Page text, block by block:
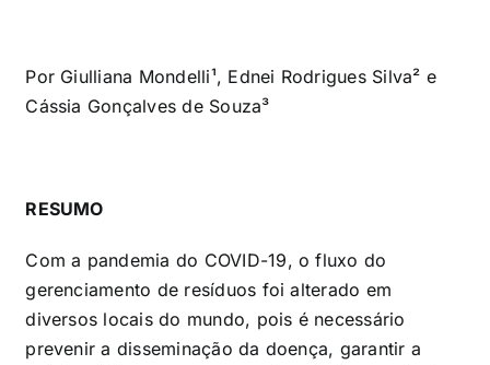
Por Giulliana Mondelli¹, Ednei Rodrigues Silva² e
Cássia Gonçalves de Souza³
RESUMO
Com a pandemia do COVID-19, o fluxo do
gerenciamento de resíduos foi alterado em
diversos locais do mundo, pois é necessário
prevenir a disseminação da doença, garantir a